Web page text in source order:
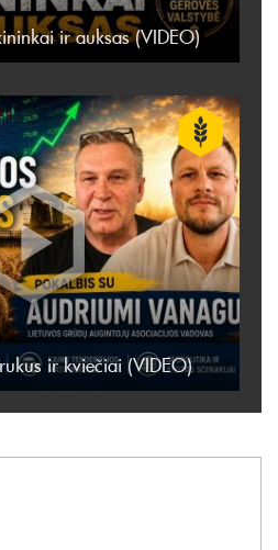
ir auksas (VIDEO)
ir kviečiai (VIDEO)